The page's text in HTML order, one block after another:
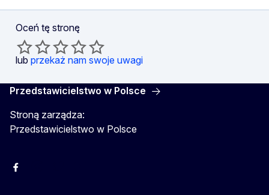
Oceń tę stronę
lub przekaż nam swoje uwagi
Przedstawicielstwo w Polsce
Stroną zarządza:
Przedstawicielstwo w Polsce
Facebook